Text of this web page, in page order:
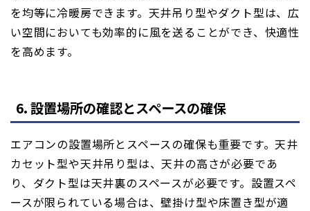
を均等に冷暖房できます。天井吊り型やダクト型は、広
い空間においても効率的に風を送ることができ、快適性
を高めます。
6. 設置場所の確認とスペースの確保
エアコンの設置場所とスペースの確保も重要です。天井
カセット型や天井吊り型は、天井の高さが必要であ
り、ダクト型は天井裏のスペースが必要です。設置スペ
ースが限られている場合は、壁掛け型や床置き型が適